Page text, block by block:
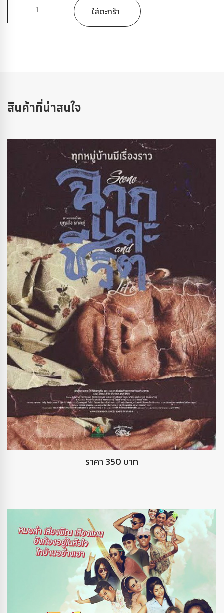
ใส่ตะกร้า
สินค้าที่น่าสนใจ
DVD ฉากและชีวิต
ราคา 350 บาท